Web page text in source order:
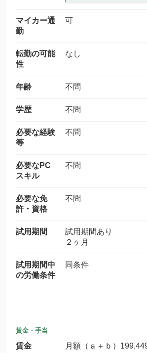
マイカー通
勤
可
転勤の可能
性
なし
年齢 不問
学歴 不問
必要な経験
等
不問
必要なPC
スキル
不問
必要な免
許・資格
不問
試用期間
試用期間あり
２ヶ月
試用期間中
の労働条件
同条件
賃金・手当
賃金 月額（ａ＋ｂ）